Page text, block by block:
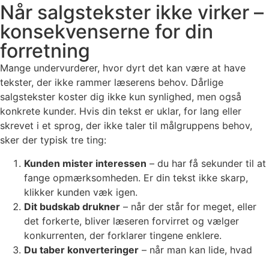
Når salgstekster ikke virker –
konsekvenserne for din
forretning
Mange undervurderer, hvor dyrt det kan være at have
tekster, der ikke rammer læserens behov. Dårlige
salgstekster koster dig ikke kun synlighed, men også
konkrete kunder. Hvis din tekst er uklar, for lang eller
skrevet i et sprog, der ikke taler til målgruppens behov,
sker der typisk tre ting:
Kunden mister interessen – du har få sekunder til at
fange opmærksomheden. Er din tekst ikke skarp,
klikker kunden væk igen.
Dit budskab drukner – når der står for meget, eller
det forkerte, bliver læseren forvirret og vælger
konkurrenten, der forklarer tingene enklere.
Du taber konverteringer – når man kan lide, hvad